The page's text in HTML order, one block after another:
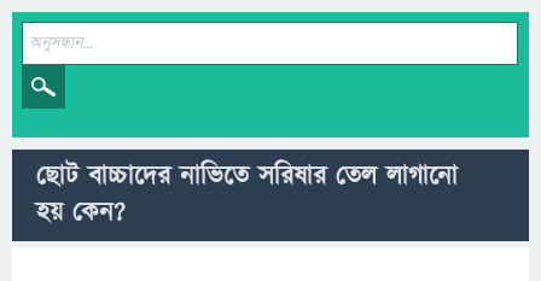
ছোট বাচ্চাদের নাভিতে সরিষার তেল লাগানো
হয় কেন?